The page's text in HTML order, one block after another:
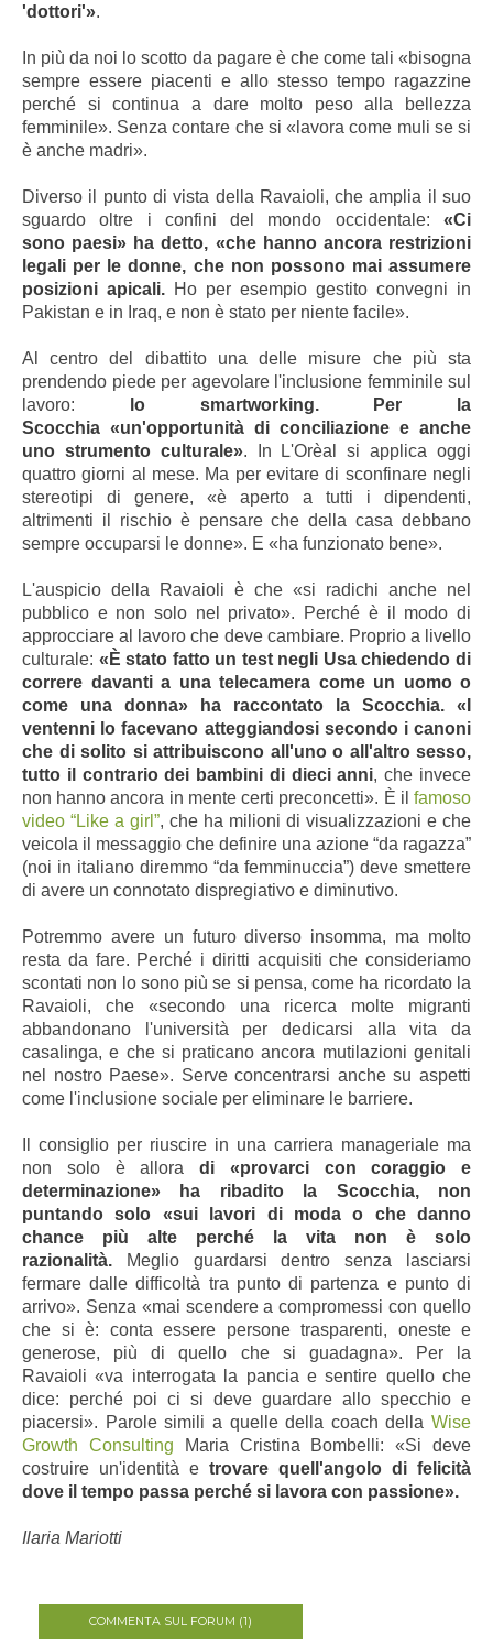
'dottori'».
n più da noi lo scotto da pagare è che come tali «bisogna
sempre essere piacenti e allo stesso tempo ragazzine
perché si continua a dare molto peso alla bellezza
femminile». Senza contare che si «lavora come muli se si
è anche madri».
Diverso il punto di vista della Ravaioli, che amplia il suo
sguardo oltre i confini del mondo occidentale: «Ci
sono paesi» ha detto, «che hanno ancora restrizioni
legali per le donne, che non possono mai assumere
posizioni apicali. Ho per esempio gestito convegni in
Pakistan e in Iraq, e non è stato per niente facile».
Al centro del dibattito una delle misure che più sta
prendendo piede per agevolare l'inclusione femminile sul
lavoro:
lo smartworking. Per la
Scocchia «un'opportunità di conciliazione e anche
uno strumento culturale». In L'Orèal si applica oggi
quattro giorni al mese. Ma per evitare di sconfinare negli
stereotipi di genere, «è aperto a tutti i dipendenti,
altrimenti il rischio è pensare che della casa debbano
sempre occuparsi le donne». E «ha funzionato bene».
L'auspicio della Ravaioli è che «si radichi anche nel
pubblico e non solo nel privato». Perché è il modo di
approcciare al lavoro che deve cambiare. Proprio a livello
culturale: «È stato fatto un test negli Usa chiedendo di
correre davanti a una telecamera come un uomo o
come una donna» ha raccontato la Scocchia. «I
ventenni lo facevano atteggiandosi secondo i canoni
che di solito si attribuiscono all'uno o all'altro sesso,
tutto il contrario dei bambini di dieci anni, che invece
non hanno ancora in mente certi preconcetti». È il famoso
video “Like a girl”, che ha milioni di visualizzazioni e che
veicola il messaggio che definire una azione “da ragazza”
(noi in italiano diremmo “da femminuccia”) deve smettere
di avere un connotato dispregiativo e diminutivo.
Potremmo avere un futuro diverso insomma, ma molto
resta da fare. Perché i diritti acquisiti che consideriamo
scontati non lo sono più se si pensa, come ha ricordato la
Ravaioli, che «secondo una ricerca molte migranti
abbandonano l'università per dedicarsi alla vita da
casalinga, e che si praticano ancora mutilazioni genitali
nel nostro Paese». Serve concentrarsi anche su aspetti
come l'inclusione sociale per eliminare le barriere.
Il consiglio per riuscire in una carriera manageriale ma
non solo è allora di «provarci con coraggio e
determinazione» ha ribadito la Scocchia, non
puntando solo «sui lavori di moda o che danno
chance più alte perché la vita non è solo
razionalità. Meglio guardarsi dentro senza lasciarsi
fermare dalle difficoltà tra punto di partenza e punto di
arrivo». Senza «mai scendere a compromessi con quello
che si è: conta essere persone trasparenti, oneste e
generose, più di quello che si guadagna». Per la
Ravaioli «va interrogata la pancia e sentire quello che
dice: perché poi ci si deve guardare allo specchio e
piacersi». Parole simili a quelle della coach della Wise
Growth Consulting
Maria Cristina Bombelli:«Si deve
costruire un'identità e trovare quell'angolo di felicità
dove il tempo passa perché si lavora con passione».
Ilaria Mariotti
COMMENTA SUL FORUM (1)